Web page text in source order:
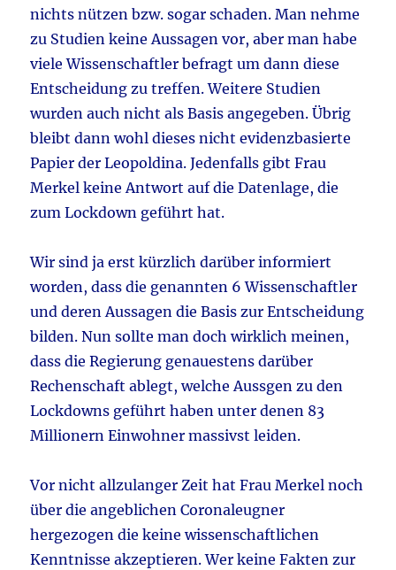
nichts nützen bzw. sogar schaden. Man nehme
zu Studien keine Aussagen vor, aber man habe
viele Wissenschaftler befragt um dann diese
Entscheidung zu treffen. Weitere Studien
wurden auch nicht als Basis angegeben. Übrig
bleibt dann wohl dieses nicht evidenzbasierte
Papier der Leopoldina. Jedenfalls gibt Frau
Merkel keine Antwort auf die Datenlage, die
zum Lockdown geführt hat.
Wir sind ja erst kürzlich darüber informiert
worden, dass die genannten 6 Wissenschaftler
und deren Aussagen die Basis zur Entscheidung
bilden. Nun sollte man doch wirklich meinen,
dass die Regierung genauestens darüber
Rechenschaft ablegt, welche Aussgen zu den
Lockdowns geführt haben unter denen 83
Millionern Einwohner massivst leiden.
Vor nicht allzulanger Zeit hat Frau Merkel noch
über die angeblichen Coronaleugner
hergezogen die keine wissenschaftlichen
Kenntnisse akzeptieren. Wer keine Fakten zur